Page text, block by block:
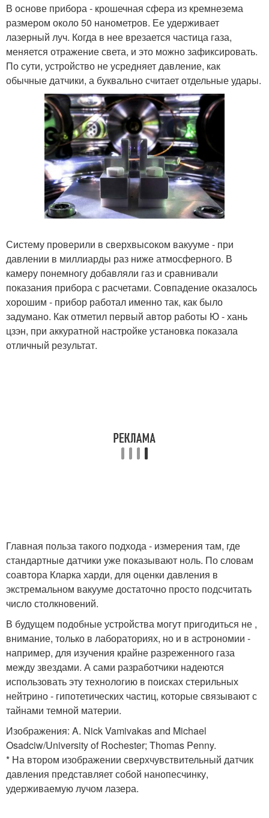
В основе прибора - крошечная сфера из кремнезема
размером около 50 нанометров. Ее удерживает
лазерный луч. Когда в нее врезается частица газа,
меняется отражение света, и это можно зафиксировать.
По сути, устройство не усредняет давление, как
обычные датчики, а буквально считает отдельные удары.
Систему проверили в сверхвысоком вакууме - при
давлении в миллиарды раз ниже атмосферного. В
камеру понемногу добавляли газ и сравнивали
показания прибора с расчетами. Совпадение оказалось
хорошим - прибор работал именно так, как было
задумано. Как отметил первый автор работы Ю - хань
цзэн, при аккуратной настройке установка показала
отличный результат.
Главная польза такого подхода - измерения там, где
стандартные датчики уже показывают ноль. По словам
соавтора Кларка харди, для оценки давления в
экстремальном вакууме достаточно просто подсчитать
число столкновений.
В будущем подобные устройства могут пригодиться не ,
внимание, только в лабораториях, но и в астрономии -
например, для изучения крайне разреженного газа
между звездами. А сами разработчики надеются
использовать эту технологию в поисках стерильных
нейтрино - гипотетических частиц, которые связывают с
тайнами темной материи.
Изображения: A. Nick Vamivakas and Michael
Osadciw/University of Rochester; Thomas Penny.
* На втором изображении сверхчувствительный датчик
давления представляет собой нанопесчинку,
удерживаемую лучом лазера.